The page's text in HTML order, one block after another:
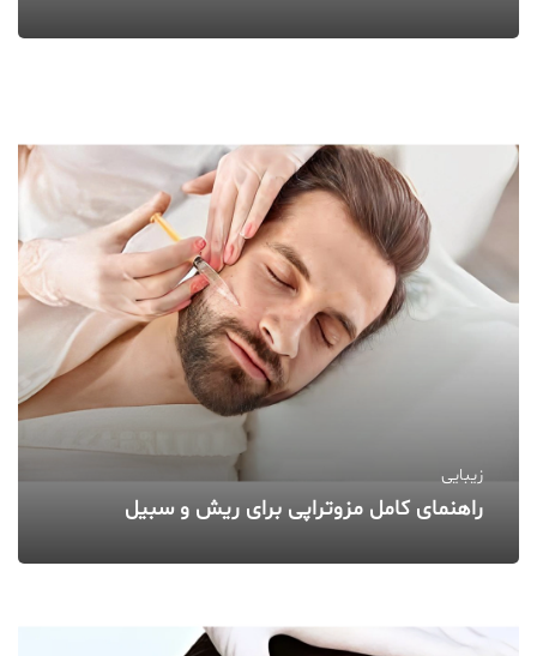
زیبایی
راهنمای کامل مزوتراپی برای ریش و سبیل